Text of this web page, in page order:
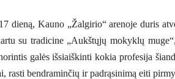
dieną, Kauno „Žalgirio“ arenoje duris
su tradicine „Aukštųjų mokyklų
galės išsiaiškinti kokia profesija
, rasti bendraminčių ir padrąsinimą eiti